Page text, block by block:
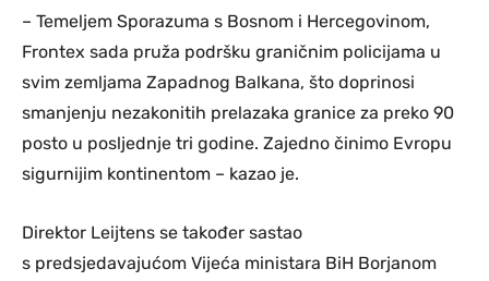
– Temeljem Sporazuma s Bosnom i Hercegovinom,
Frontex sada pruža podršku graničnim policijama u
svim zemljama Zapadnog Balkana, što doprinosi
smanjenju nezakonitih prelazaka granice za preko 90
posto u posljednje tri godine. Zajedno činimo Evropu
sigurnijim kontinentom – kazao je.
Direktor Leijtens se također sastao
s predsjedavajućom Vijeća ministara BiH Borjanom